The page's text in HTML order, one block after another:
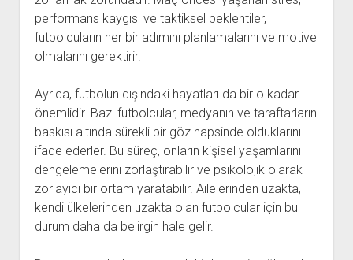
performans kaygısı ve taktiksel beklentiler,
futbolcuların her bir adımını planlamalarını ve motive
olmalarını gerektirir.
Ayrıca, futbolun dışındaki hayatları da bir o kadar
önemlidir. Bazı futbolcular, medyanın ve taraftarların
baskısı altında sürekli bir göz hapsinde olduklarını
ifade ederler. Bu süreç, onların kişisel yaşamlarını
dengelemelerini zorlaştırabilir ve psikolojik olarak
zorlayıcı bir ortam yaratabilir. Ailelerinden uzakta,
kendi ülkelerinden uzakta olan futbolcular için bu
durum daha da belirgin hale gelir.